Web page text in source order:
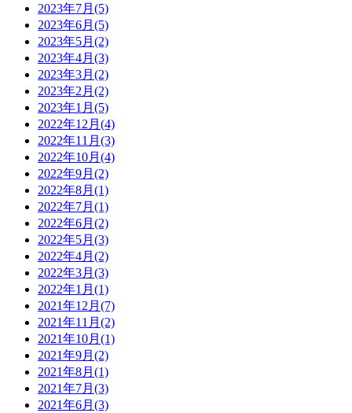
2023年7月(5)
2023年6月(5)
2023年5月(2)
2023年4月(3)
2023年3月(2)
2023年2月(2)
2023年1月(5)
2022年12月(4)
2022年11月(3)
2022年10月(4)
2022年9月(2)
2022年8月(1)
2022年7月(1)
2022年6月(2)
2022年5月(3)
2022年4月(2)
2022年3月(3)
2022年1月(1)
2021年12月(7)
2021年11月(2)
2021年10月(1)
2021年9月(2)
2021年8月(1)
2021年7月(3)
2021年6月(3)